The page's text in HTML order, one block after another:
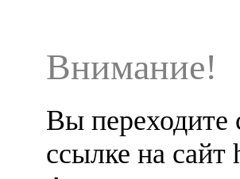
Внимание!
Вы переходите
ссылке на